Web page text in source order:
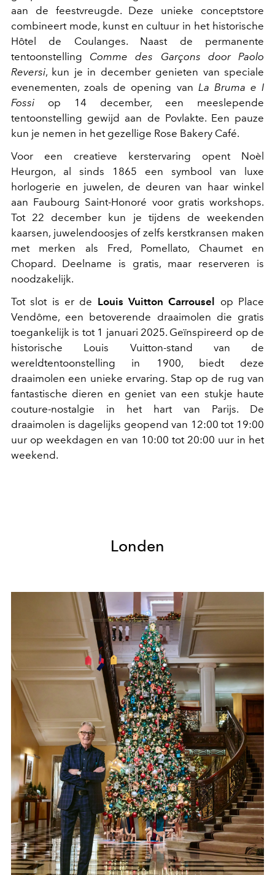
aan de feestvreugde. Deze unieke conceptstore
combineert mode, kunst en cultuur in het historische
Hôtel de Coulanges. Naast de permanente
tentoonstelling Comme des Garçons door Paolo
Reversi, kun je in december genieten van speciale
evenementen, zoals de opening van La Bruma e I
Fossi op 14 december, een meeslepende
tentoonstelling gewijd aan de Povlakte. Een pauze
kun je nemen in het gezellige Rose Bakery Café.
Voor een creatieve kerstervaring opent Noèl
Heurgon, al sinds 1865 een symbool van luxe
horlogerie en juwelen, de deuren van haar winkel
aan Faubourg Saint-Honoré voor gratis workshops.
Tot 22 december kun je tijdens de weekenden
kaarsen, juwelendoosjes of zelfs kerstkransen maken
met merken als Fred, Pomellato, Chaumet en
Chopard. Deelname is gratis, maar reserveren is
noodzakelijk.
Tot slot is er de Louis Vuitton Carrousel
op Place
Vendôme, een betoverende draaimolen die gratis
toegankelijk is tot 1 januari 2025. Geïnspireerd op de
historische Louis Vuitton-stand van de
wereldtentoonstelling in 1900, biedt deze
draaimolen een unieke ervaring. Stap op de rug van
fantastische dieren en geniet van een stukje haute
couture-nostalgie in het hart van Parijs. De
draaimolen is dagelijks geopend van 12:00 tot 19:00
uur op weekdagen en van 10:00 tot 20:00 uur in het
weekend.
Londen